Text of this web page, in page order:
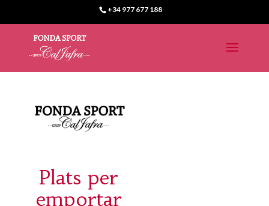
+34 977 677 188
Plats per
emportar